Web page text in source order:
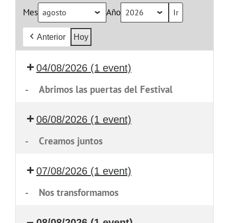
Mes Año
Anterior Hoy
04/08/2026 (1 event)
- Abrimos las puertas del Festival
06/08/2026 (1 event)
- Creamos juntos
07/08/2026 (1 event)
- Nos transformamos